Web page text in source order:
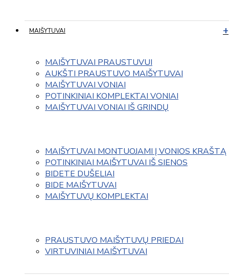
MAIŠYTUVAI
MAIŠYTUVAI PRAUSTUVUI
AUKŠTI PRAUSTUVO MAIŠYTUVAI
MAIŠYTUVAI VONIAI
POTINKINIAI KOMPLEKTAI VONIAI
MAIŠYTUVAI VONIAI IŠ GRINDŲ
MAIŠYTUVAI MONTUOJAMI Į VONIOS KRAŠTĄ
POTINKINIAI MAIŠYTUVAI IŠ SIENOS
BIDETE DUŠELIAI
BIDE MAIŠYTUVAI
MAIŠYTUVŲ KOMPLEKTAI
PRAUSTUVO MAIŠYTUVŲ PRIEDAI
VIRTUVINIAI MAIŠYTUVAI